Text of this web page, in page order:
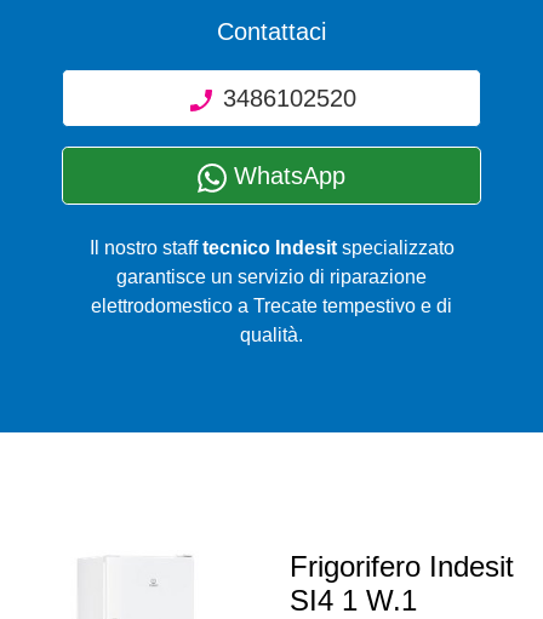
Contattaci
3486102520
WhatsApp
Il nostro stafftecnico Indesitspecializzato
garantisce un servizio di riparazione
elettrodomestico a Trecate tempestivo e di
qualità.
Frigorifero Indesit
SI4 1 W.1